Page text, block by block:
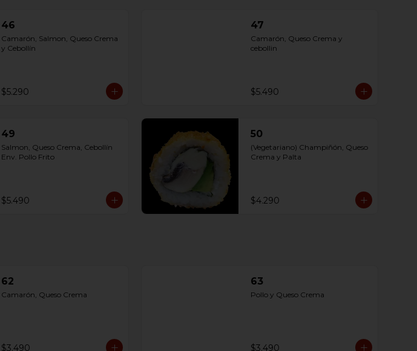
46
Camarón, Salmon, Queso Crema
y Cebollín
$5.290
47
Camarón, Queso Crema y
cebollin
$5.490
49
Salmon, Queso Crema, Cebollín
Env. Pollo Frito
$5.490
50
(Vegetariano) Champiñón, Queso
Crema y Palta
$4.290
62
Camarón, Queso Crema
$3.490
63
Pollo y Queso Crema
$3.490